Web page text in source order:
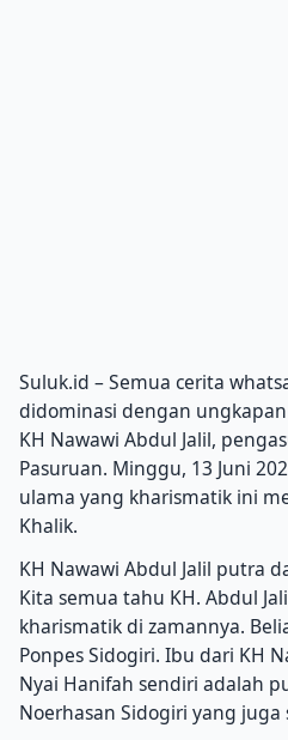
Suluk.id – Semua cerita
didominasi dengan
KH Nawawi Abdul Jalil,
Pasuruan. Minggu, 13 Juni
ulama yang kharismatik ini
Khalik.
KH Nawawi Abdul Jalil putra
Kita semua tahu KH. Abdul
kharismatik di zamannya.
Ponpes Sidogiri. Ibu dari KH
Nyai Hanifah sendiri adalah
Noerhasan Sidogiri yang